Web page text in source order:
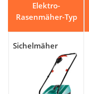
Elektro-
Rasenmäher-Typ
Sichelmäher